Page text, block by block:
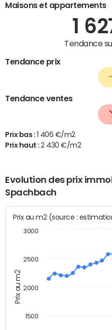
Maisons et appartements
1
Tendance
Tendance prix
Tendance ventes
Prix bas :
1 406 €/m2
Prix haut :2 430 €/m2
Evolution des prix
Spachbach
Prix au m2
Prix au m2 (source :
1500
2000
2500
3000